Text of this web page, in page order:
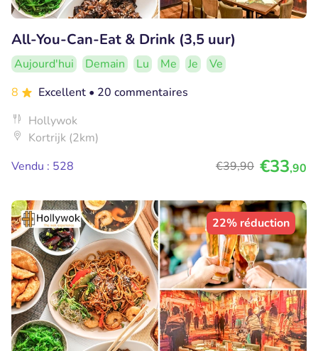
All-You-Can-Eat & Drink (3,5 uur)
Aujourd'hui Demain Lu Me Je
Ve
8
Excellent • 20 commentaires
Hollywok
Kortrijk (2km)
Vendu : 528
€39,90 €33,90
22% réduction